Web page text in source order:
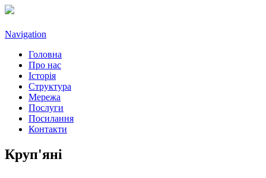
Navigation
Головна
Про нас
Історія
Структура
Мережа
Послуги
Посилання
Контакти
Круп'яні